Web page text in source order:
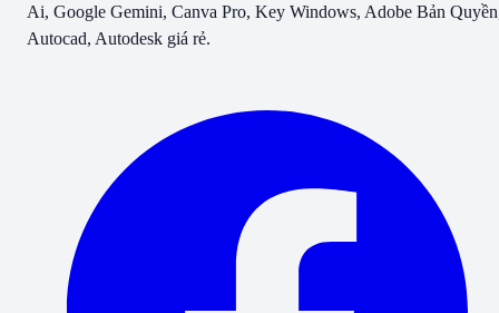
Ai, Google Gemini, Canva Pro, Key Windows, Adobe Bản
Autocad, Autodesk giá rẻ.